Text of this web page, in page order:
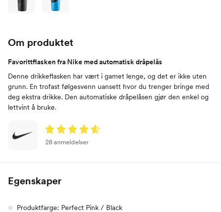
Om produktet
Favorittflasken fra Nike med automatisk dråpelås
Denne drikkeflasken har vært i gamet lenge, og det er ikke uten
grunn. En trofast følgesvenn uansett hvor du trenger bringe med
deg ekstra drikke. Den automatiske dråpelåsen gjør den enkel og
lettvint å bruke.
28 anmeldelser
Egenskaper
Produktfarge: Perfect Pink / Black